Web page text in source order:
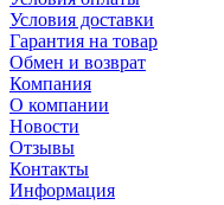
Условия доставки
Гарантия на товар
Обмен и возврат
Компания
О компании
Новости
Отзывы
Контакты
Информация